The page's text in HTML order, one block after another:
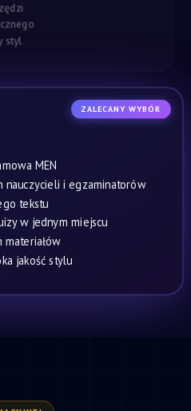
styl
ZALECANY WYBÓR
MEN
nauczycieli i egzaminatorów
tekstu
w jednym miejscu
materiałów
jakość stylu